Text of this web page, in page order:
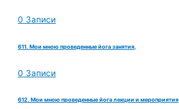
0 Записи
611. Мои мною проведенные йога занятия,
0 Записи
612. Мои мною проведенные йога лекции и мероприятия